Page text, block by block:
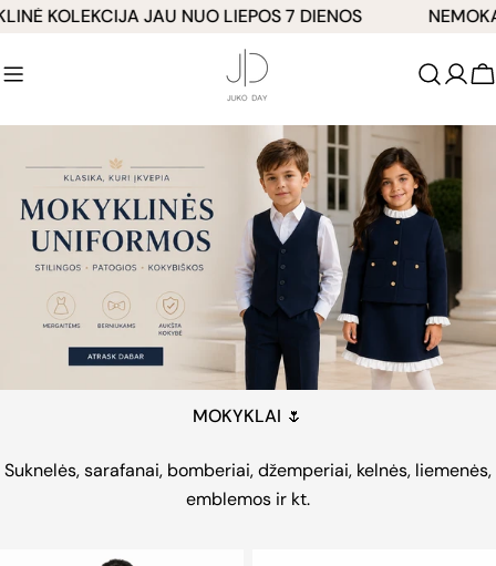
Pereiti
turinio
KOLEKCIJA JAU NUO LIEPOS 7 DIENOS
MOKYKLAI 🌷
Suknelės, sarafanai, bomberiai, džemperiai, kelnės, liemenės,
emblemos ir kt.